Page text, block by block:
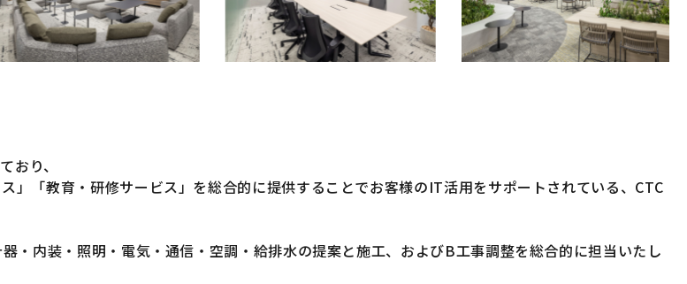
おり、
」「教育・研修サービス」を総合的に提供することでお客様のIT活用をサポートされている、CTC
・内装・照明・電気・通信・空調・給排水の提案と施工、およびB工事調整を総合的に担当いたし